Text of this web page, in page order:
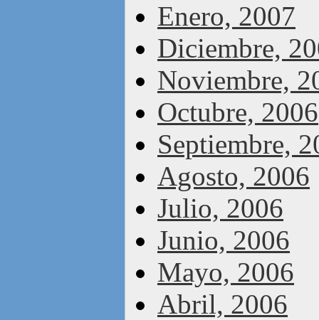
Enero, 2007
Diciembre,
Noviembre,
Octubre, 2006
Septiembre,
Agosto, 2006
Julio, 2006
Junio, 2006
Mayo, 2006
Abril, 2006